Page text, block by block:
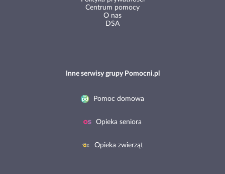
Centrum pomocy
O nas
DSA
Inne serwisy grupy Pomocni.pl
Pomoc domowa
Opieka seniora
Opieka zwierząt